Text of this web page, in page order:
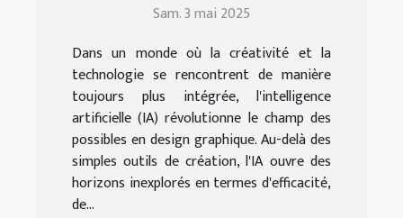
compétences en design
graphique
Sam. 3 mai 2025
Dans un monde où la créativité et la
technologie se rencontrent de manière
toujours plus intégrée, l'intelligence
artificielle (IA) révolutionne le champ des
possibles en design graphique. Au-delà des
simples outils de création, l'IA ouvre des
horizons inexplorés en termes d'efficacité,
de...